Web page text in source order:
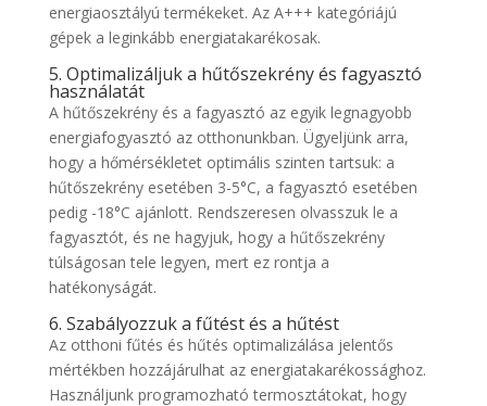
energiaosztályú termékeket. Az A+++ kategóriájú
gépek a leginkább energiatakarékosak.
5. Optimalizáljuk a hűtőszekrény és fagyasztó
használatát
A hűtőszekrény és a fagyasztó az egyik legnagyobb
energiafogyasztó az otthonunkban. Ügyeljünk arra,
hogy a hőmérsékletet optimális szinten tartsuk: a
hűtőszekrény esetében 3-5°C, a fagyasztó esetében
pedig -18°C ajánlott. Rendszeresen olvasszuk le a
fagyasztót, és ne hagyjuk, hogy a hűtőszekrény
túlságosan tele legyen, mert ez rontja a
hatékonyságát.
6. Szabályozzuk a fűtést és a hűtést
Az otthoni fűtés és hűtés optimalizálása jelentős
mértékben hozzájárulhat az energiatakarékossághoz.
Használjunk programozható termosztátokat, hogy